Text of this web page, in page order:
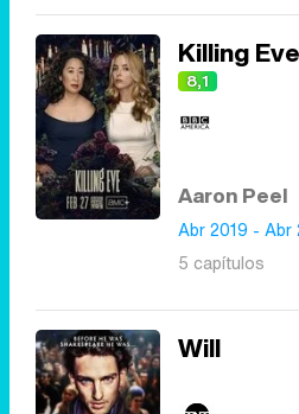
Killing Eve
8,1
Aaron Peel
Abr 2019 - Abr
5 capítulos
Will